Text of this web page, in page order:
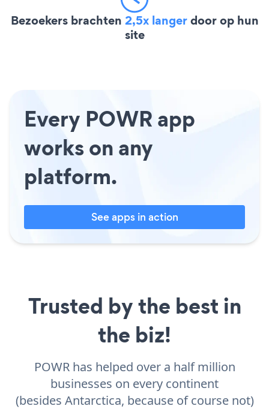
Bezoekers brachten 2,5x langerdoor op hun
site
Every POWR app
works on any
platform.
See apps in action
Trusted by the best in
the biz!
POWR has helped over a half million
businesses on every continent
(besides Antarctica, because of course not)